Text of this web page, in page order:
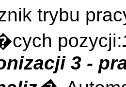
trybu
pozycji:
3 -